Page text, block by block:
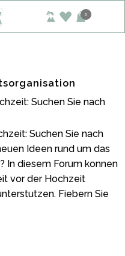
0
Suchen Sie nach
Suchen Sie nach
Ideen rund um das
In diesem Forum konnen
vor der Hochzeit
Fiebern Sie